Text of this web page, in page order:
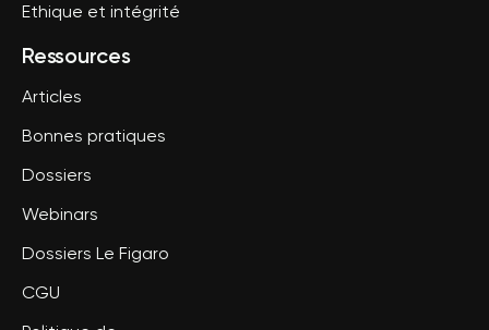
Ethique et intégrité
Ressources
Articles
Bonnes pratiques
Dossiers
Webinars
Dossiers Le Figaro
CGU